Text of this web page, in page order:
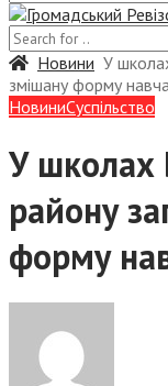
Новини У
змішану форму
НовиниСуспiльство
У школах
району
форму